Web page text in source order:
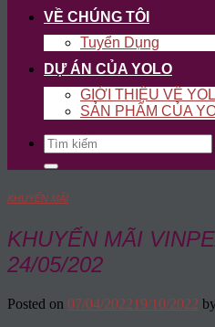
VỀ CHÚNG TÔI
Tuyển Dụng
DỰ ÁN CỦA YOLO
GIỚI THIỆU VỀ
SẢN PHẨM CỦA
Search
for:
KHUYẾN MÃI
KHUYẾN MÃI
24/05/202
Posted on 07/04/202219/10/2022